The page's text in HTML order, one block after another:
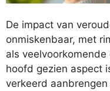
De impact van
onmiskenbaar, met
als
hoofd gezien aspect
verkeerd